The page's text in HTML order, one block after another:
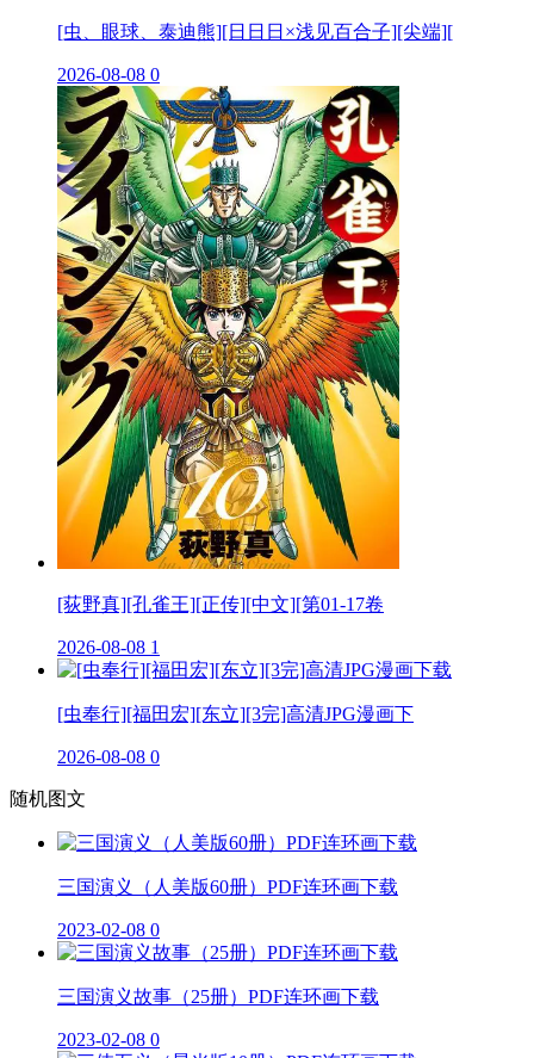
[虫、眼球、泰迪熊][日日日×浅见百合子][尖端][
2026-08-08 0
[荻野真][孔雀王][正传][中文][第01-17卷
2026-08-08 1
[虫奉行][福田宏][东立][3完]高清JPG漫画下
2026-08-08 0
随机图文
三国演义（人美版60册）PDF连环画下载
2023-02-08 0
三国演义故事（25册）PDF连环画下载
2023-02-08 0